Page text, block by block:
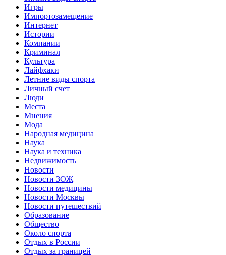
Игры
Импортозамещение
Интернет
Истории
Компании
Криминал
Культура
Лайфхаки
Летние виды спорта
Личный счет
Люди
Места
Мнения
Мода
Народная медицина
Наука
Наука и техника
Недвижимость
Новости
Новости ЗОЖ
Новости медицины
Новости Москвы
Новости путешествий
Образование
Общество
Около спорта
Отдых в России
Отдых за границей